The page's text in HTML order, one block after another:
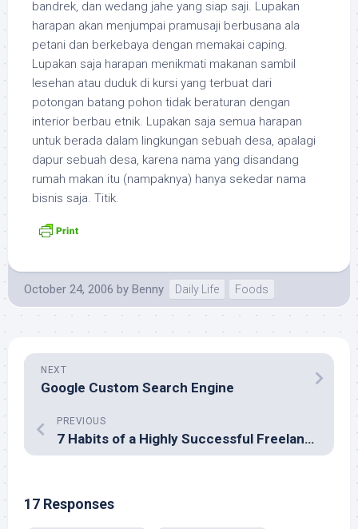
bandrek, dan wedang jahe yang siap saji. Lupakan
harapan akan menjumpai pramusaji berbusana ala
petani dan berkebaya dengan memakai caping.
Lupakan saja harapan menikmati makanan sambil
lesehan atau duduk di kursi yang terbuat dari
potongan batang pohon tidak beraturan dengan
interior berbau etnik. Lupakan saja semua harapan
untuk berada dalam lingkungan sebuah desa, apalagi
dapur sebuah desa, karena nama yang disandang
rumah makan itu (nampaknya) hanya sekedar nama
bisnis saja. Titik.
October 24, 2006 by Benny Daily Life Foods
NEXT
Google Custom Search Engine
PREVIOUS
7 Habits of a Highly Successful Freelance Web Designer
17 Responses